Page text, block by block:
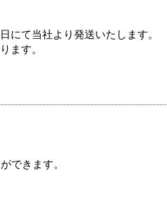
にて当社より発送いたします。
ます。
できます。